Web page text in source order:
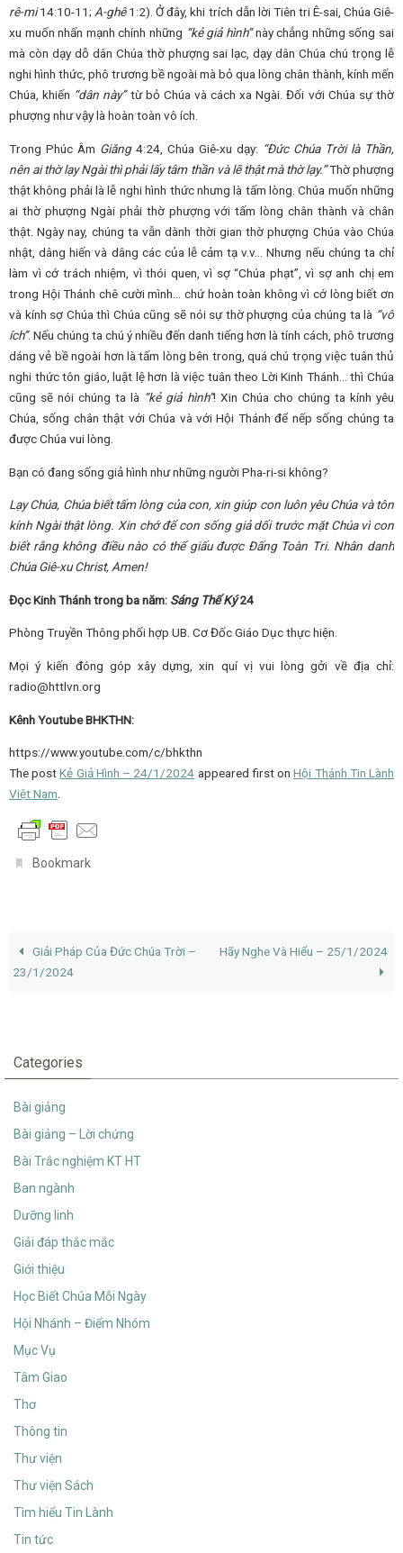
rê-mi14:10-11;A-ghê1:2). Ở đây, khi trích dẫn lời Tiên tri Ê-sai, Chúa Giê-
xu muốn nhấn mạnh chính những “kẻ giả hình”này chẳng những sống sai
mà còn dạy dỗ dân Chúa thờ phượng sai lạc, dạy dân Chúa chú trọng lễ
nghi hình thức, phô trương bề ngoài mà bỏ qua lòng chân thành, kính mến
Chúa, khiến “dân này”từ bỏ Chúa và cách xa Ngài. Đối với Chúa sự thờ
phượng như vậy là hoàn toàn vô ích.
Trong Phúc Âm Giăng4:24, Chúa Giê-xu dạy: “Đức Chúa Trời là Thần,
nên ai thờ lạy Ngài thì phải lấy tâm thần và lẽ thật mà thờ lạy.”Thờ phượng
thật không phải là lễ nghi hình thức nhưng là tấm lòng. Chúa muốn những
ai thờ phượng Ngài phải thờ phượng với tấm lòng chân thành và chân
thật. Ngày nay, chúng ta vẫn dành thời gian thờ phượng Chúa vào Chúa
nhật, dâng hiến và dâng các của lễ cảm tạ v.v… Nhưng nếu chúng ta chỉ
làm vì cớ trách nhiệm, vì thói quen, vì sợ “Chúa phạt”, vì sợ anh chị em
trong Hội Thánh chê cười mình… chứ hoàn toàn không vì cớ lòng biết ơn
và kính sợ Chúa thì Chúa cũng sẽ nói sự thờ phượng của chúng ta là “vô
ích”. Nếu chúng ta chú ý nhiều đến danh tiếng hơn là tính cách, phô trương
dáng vẻ bề ngoài hơn là tấm lòng bên trong, quá chú trọng việc tuân thủ
nghi thức tôn giáo, luật lệ hơn là việc tuân theo Lời Kinh Thánh… thì Chúa
cũng sẽ nói chúng ta là “kẻgiả hình”! Xin Chúa cho chúng ta kính yêu
Chúa, sống chân thật với Chúa và với Hội Thánh để nếp sống chúng ta
được Chúa vui lòng.
Bạn có đang sống giả hình như những người Pha-ri-si không?
Lạy Chúa, Chúa biết tấm lòng của con, xin giúp con luôn yêu Chúa và tôn
kính Ngài thật lòng. Xin chớđể con sống giả dối trước mặt Chúa vì con
biết rằng không điều nào có thể giấuđược Đấng Toàn Tri. Nhân danh
Chúa Giê-xu Christ, Amen!
Đọc Kinh Thánh trong ba năm: Sáng Thế Ký24
Phòng Truyền Thông phối hợp UB. Cơ Đốc Giáo Dục thực hiện.
Mọi ý kiến đóng góp xây dựng, xin quí vị vui lòng gởi về địa chỉ:
radio@httlvn.org
Kênh Youtube BHKTHN:
https://www.youtube.com/c/bhkthn
The postKẻ Giả Hình – 24/1/2024 appeared first onHội Thánh Tin Lành
Việt Nam
Bookmark
Giải Pháp Của Đức Chúa Trời –
23/1/2024
Hãy Nghe Và Hiểu – 25/1/2024
Categories
Bài giảng
Bài giảng – Lời chứng
Bài Trắc nghiệm KT HT
Ban ngành
Dưỡng linh
Giải đáp thắc mắc
Giới thiệu
Học Biết Chúa Mỗi Ngày
Hội Nhánh – Điểm Nhóm
Mục Vụ
Tâm Giao
Thơ
Thông tin
Thư viện
Thư viện Sách
Tìm hiểu Tin Lành
Tin tức